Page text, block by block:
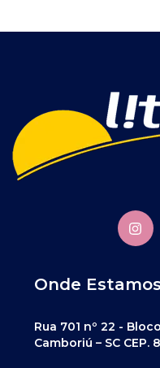
Onde Estamos
Rua 701 nº 22 -
Camboriú – SC CEP.